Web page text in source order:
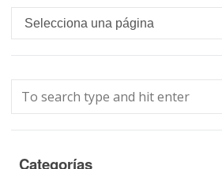
Languages
Categorías